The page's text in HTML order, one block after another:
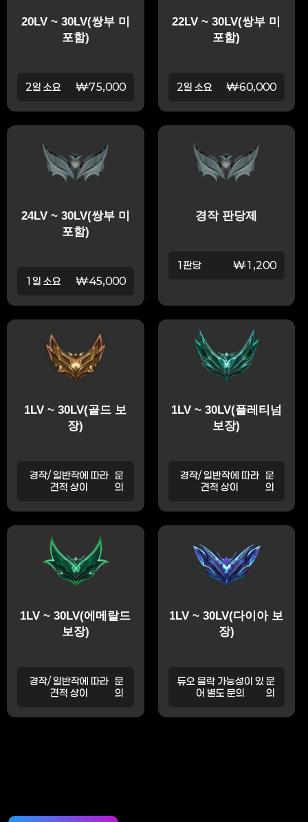
20LV ~ 30LV(쌍부 미
포함)
2일 소요 ₩75,000
22LV ~ 30LV(쌍부 미
포함)
2일 소요 ₩60,000
24LV ~ 30LV(쌍부 미
포함)
1일 소요 ₩45,000
경작 판당제
1판당 ₩1,200
1LV ~ 30LV(골드 보
장)
경작/ 일반작에 따라
견적 상이
문
의
1LV ~ 30LV(플레티넘
보장)
경작/ 일반작에 따라
견적 상이
문
의
1LV ~ 30LV(에메랄드
보장)
경작/ 일반작에 따라
견적 상이
문
의
1LV ~ 30LV(다이아 보
장)
듀오 블락 가능성이 있
어 별도 문의
문
의